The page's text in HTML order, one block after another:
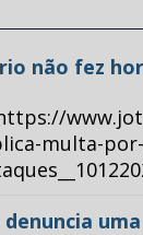
não fez
multa-